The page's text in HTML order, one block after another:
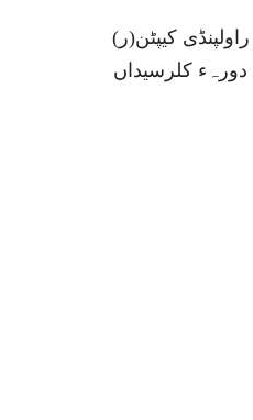
کیپٹن(ر)
دورہء کلرسیداں